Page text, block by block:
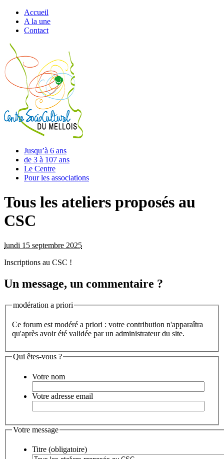
Accueil
A la une
Contact
Jusqu’à 6 ans
de 3 à 107 ans
Le Centre
Pour les associations
Tous les ateliers proposés au
CSC
lundi 15 septembre 2025
Inscriptions au CSC !
Un message, un commentaire ?
modération a priori
Ce forum est modéré a priori : votre contribution n'apparaîtra
qu'après avoir été validée par un administrateur du site.
Qui êtes-vous ?
Votre nom
Votre adresse email
Votre message
Titre (obligatoire)